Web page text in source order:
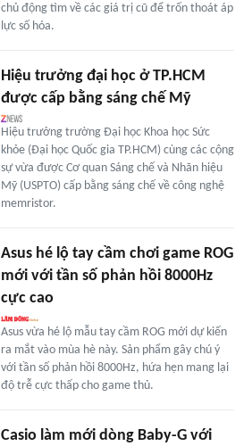
chủ động tìm về các giá trị cũ để trốn thoát áp
lực số hóa.
Hiệu trưởng đại học ở TP.HCM
được cấp bằng sáng chế Mỹ
Hiệu trưởng trường Đại học Khoa học Sức
khỏe (Đại học Quốc gia TP.HCM) cùng các cộng
sự vừa được Cơ quan Sáng chế và Nhãn hiệu
Mỹ (USPTO) cấp bằng sáng chế về công nghệ
memristor.
Asus hé lộ tay cầm chơi game ROG
mới với tần số phản hồi 8000Hz
cực cao
Asus vừa hé lộ mẫu tay cầm ROG mới dự kiến
ra mắt vào mùa hè này. Sản phẩm gây chú ý
với tần số phản hồi 8000Hz, hứa hẹn mang lại
độ trễ cực thấp cho game thủ.
Casio làm mới dòng Baby-G với